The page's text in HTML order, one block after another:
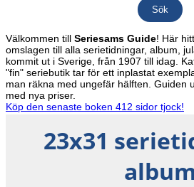
Välkommen till Seriesams Guide! Här
omslagen till alla serietidningar, album,
kommit ut i Sverige, från 1907 till idag.
"fin" seriebutik tar för ett inplastat
man räkna med ungefär hälften. Guiden
med nya priser.
Köp den senaste boken 412 sidor tjock!
23x31
album